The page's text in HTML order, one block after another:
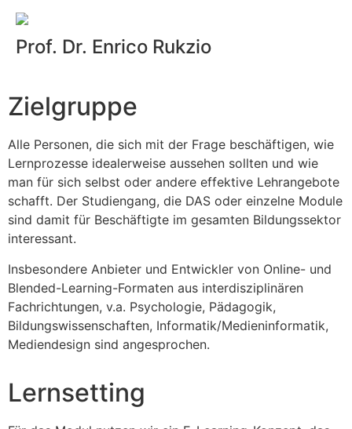
Prof. Dr. Enrico Rukzio
Zielgruppe
Alle Personen, die sich mit der Frage beschäftigen, wie
Lernprozesse idealerweise aussehen sollten und wie
man für sich selbst oder andere effektive Lehrangebote
schafft. Der Studiengang, die DAS oder einzelne Module
sind damit für Beschäftigte im gesamten Bildungssektor
interessant.
Insbesondere Anbieter und Entwickler von Online- und
Blended-Learning-Formaten aus interdisziplinären
Fachrichtungen, v.a. Psychologie, Pädagogik,
Bildungswissenschaften, Informatik/Medieninformatik,
Mediendesign sind angesprochen.
Lernsetting